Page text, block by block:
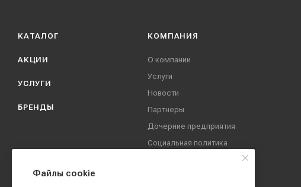
КАТАЛОГ
АКЦИИ
УСЛУГИ
БРЕНДЫ
КОМПАНИЯ
О компании
Услуги
Новости
Партнеры
Дочерние предприятия
Социальная политика
Файлы cookie